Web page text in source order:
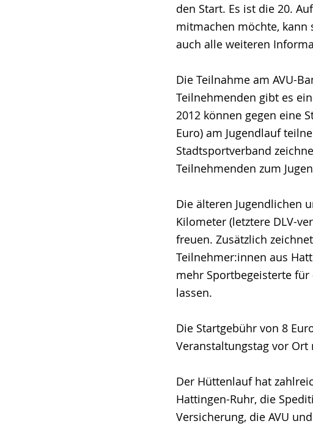
den Start. Es ist die 20.
mitmachen möchte,
auch alle weiteren
Die Teilnahme am AVU-
Teilnehmenden gibt es
2012 können gegen eine
Euro) am Jugendlauf
Stadtsportverband
Teilnehmenden zum
Die älteren Jugendlichen
Kilometer (letztere DLV-
freuen. Zusätzlich
Teilnehmer:innen aus
mehr Sportbegeisterte
lassen.
Die Startgebühr von 8
Veranstaltungstag vor
Der Hüttenlauf hat
Hattingen-Ruhr, die
Versicherung, die AVU